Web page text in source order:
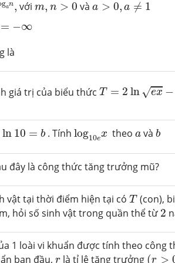
an, vớim, n > 0 vàa > 0, a ≠ 1
= −∞
=−
là
giá trị của biểu thứcT = 2 ln √ex −
ln 10 = b
ln 10 . Tínhlog10ex
log 10e x
theoa
avàb
b
đây là công thức tăng trưởng mũ?
vật tại thời điểm hiện tại cóT
T(con),
hỏi số sinh vật trong quần thể từ 2
2
1 loài vi khuẩn được tính theo công
ban đầu,r
r là tỉ lệ tăng trưởng (r >
(r>0)